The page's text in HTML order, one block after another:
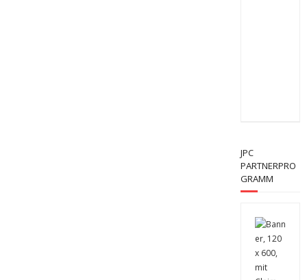
JPC
PARTNERPRO
GRAMM